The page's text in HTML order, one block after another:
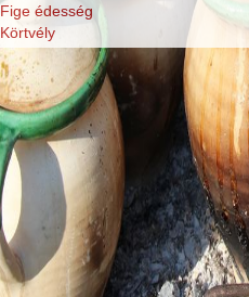
Fige édesség
Körtvély